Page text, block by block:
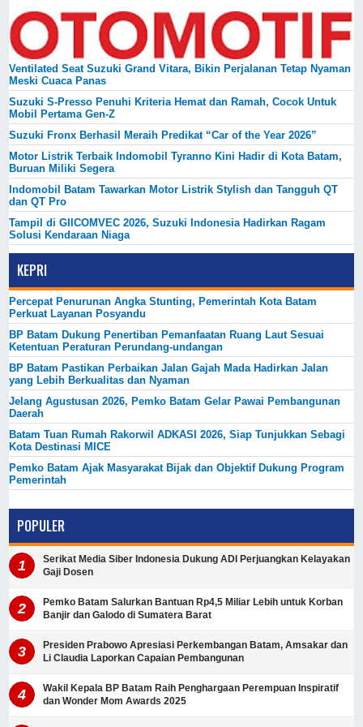
Ventilated Seat Suzuki Grand Vitara, Bikin Perjalanan Tetap Nyaman
Meski Cuaca Panas
Suzuki S-Presso Penuhi Kriteria Hemat dan Ramah, Cocok Untuk
Mobil Pertama Gen-Z
Suzuki Fronx Berhasil Meraih Predikat “Car of the Year 2026”
Motor Listrik Terbaik Indomobil Tyranno Kini Hadir di Kota Batam,
Buruan Miliki Segera
Indomobil Batam Tawarkan Motor Listrik Stylish dan Tangguh QT
dan QT Pro
Tampil di GIICOMVEC 2026, Suzuki Indonesia Hadirkan Ragam
Solusi Kendaraan Niaga
KEPRI
Percepat Penurunan Angka Stunting, Pemerintah Kota Batam
Perkuat Layanan Posyandu
BP Batam Dukung Penertiban Pemanfaatan Ruang Laut Sesuai
Ketentuan Peraturan Perundang-undangan
BP Batam Pastikan Perbaikan Jalan Gajah Mada Hadirkan Jalan
yang Lebih Berkualitas dan Nyaman
Jelang Agustusan 2026, Pemko Batam Gelar Pawai Pembangunan
Daerah
Batam Tuan Rumah Rakorwil ADKASI 2026, Siap Tunjukkan Sebagi
Kota Destinasi MICE
Pemko Batam Ajak Masyarakat Bijak dan Objektif Dukung Program
Pemerintah
POPULER
Serikat Media Siber Indonesia Dukung ADI Perjuangkan Kelayakan
Gaji Dosen
Pemko Batam Salurkan Bantuan Rp4,5 Miliar Lebih untuk Korban
Banjir dan Galodo di Sumatera Barat
Presiden Prabowo Apresiasi Perkembangan Batam, Amsakar dan
Li Claudia Laporkan Capaian Pembangunan
Wakil Kepala BP Batam Raih Penghargaan Perempuan Inspiratif
dan Wonder Mom Awards 2025